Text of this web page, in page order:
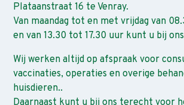
Plataanstraat 16 te Venray.
Van maandag tot en met vrijdag van
en van 13.30 tot 17.30 uur kunt u bij
Wij werken altijd op afspraak voor
vaccinaties, operaties en overige
huisdieren..